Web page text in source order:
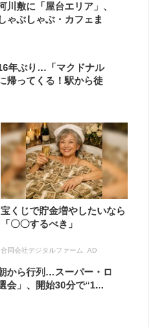
川敷に「屋台エリア」、
ゃぶしゃぶ・カフェま
年ぶり…「マクドナル
帰ってくる！駅から徒
宝くじで貯金増やしたいなら
「〇〇するべき」
合同会社デジタルファーム AD
から行列…スーパー・ロ
会」、開始30分で“1...